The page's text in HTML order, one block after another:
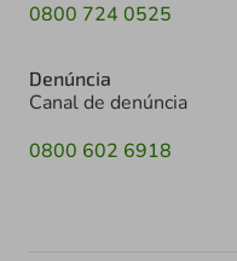
0800 724 0525
Denúncia
Canal de denúncia
0800 602 6918